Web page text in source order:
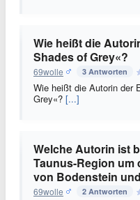
Wie heißt die
Shades of Grey«?
69wolle 3 Antworten
Wie heißt die Autorin der
Grey«? [...]
Welche Autorin ist
Taunus-Region um
von Bodenstein
69wolle 2 Antworten